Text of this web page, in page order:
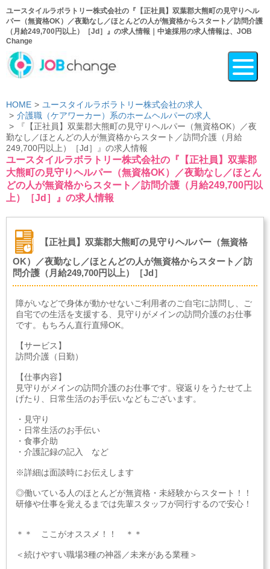
ユースタイルラボラトリー株式会社の『【正社員】双葉郡大熊町の見守りヘル
パー（無資格OK）／夜勤なし／ほとんどの人が無資格からスタート／訪問介護
（月給249,700円以上）［Jd］』の求人情報｜中途採用の求人情報は、JOB
Change
HOME
ユースタイルラボラトリー株式会社の求人
介護職（ケアワーカー）系のホームヘルパーの求人
『【正社員】双葉郡大熊町の見守りヘルパー（無資格OK）／夜
勤なし／ほとんどの人が無資格からスタート／訪問介護（月給
249,700円以上）［Jd］』の求人情報
ユースタイルラボラトリー株式会社の『【正社員】双葉郡
大熊町の見守りヘルパー（無資格OK）／夜勤なし／ほとん
どの人が無資格からスタート／訪問介護（月給249,700円以
上）［Jd］』の求人情報
【正社員】双葉郡大熊町の見守りヘルパー（無資格
OK）／夜勤なし／ほとんどの人が無資格からスタート／訪
問介護（月給249,700円以上）［Jd］
障がいなどで身体が動かせないご利用者のご自宅に訪問し、ご
自宅での生活を支援する、見守りがメインの訪問介護のお仕事
です。もちろん直行直帰OK。
【サービス】
訪問介護（日勤）
【仕事内容】
見守りがメインの訪問介護のお仕事です。寝返りをうたせて上
げたり、日常生活のお手伝いなどもございます。
・見守り
・日常生活のお手伝い
・食事介助
・介護記録の記入 など
※詳細は面談時にお伝えします
◎働いている人のほとんどが無資格・未経験からスタート！！
研修や仕事を覚えるまでは先輩スタッフが同行するので安心！
＊＊ ここがオススメ！！ ＊＊
＜続けやすい職場3種の神器／未来がある業種＞